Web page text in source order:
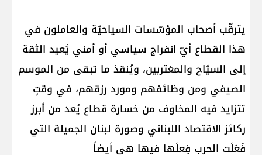
يترقّب أصحاب المؤسّسات السياحيّة والعاملون في
هذا القطاع أيّ انفراج سياسي أو أمني يُعيد الثقة
إلى السيّاح والمغتربين، ويُنقذ ما تبقى من الموسم
الصيفي ومن وظائفهم ومورد رزقهم، في وقتٍ
تتزايد فيه المخاوف من خسارة قطاع يُعد من أبرز
ركائز الاقتصاد اللبناني وصورة لبنان الجميلة التي
فَعَلَت الحرب فِعلَها فيها هي أيضاً